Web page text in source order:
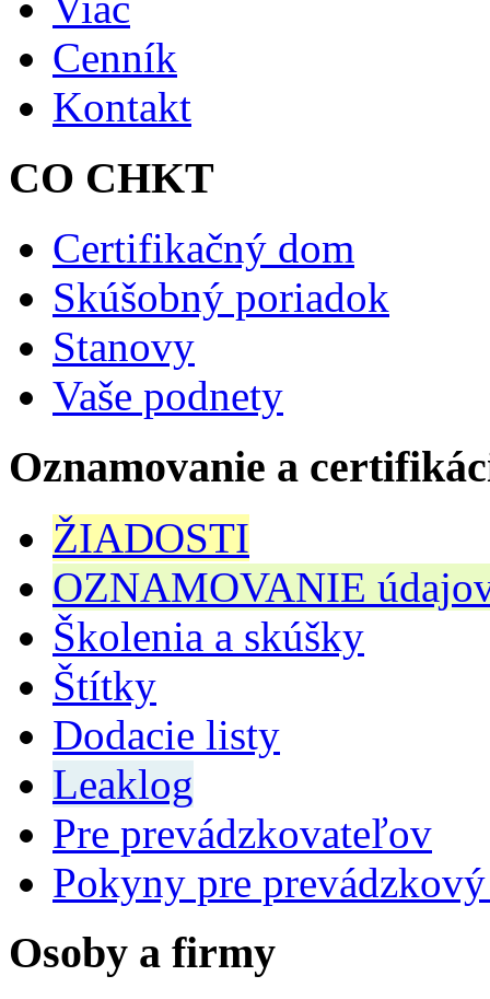
Cenník
Kontakt
CO CHKT
Certifikačný dom
Skúšobný poriadok
Stanovy
Vaše podnety
Oznamovanie a
ŽIADOSTI
OZNAMOVANIE
Školenia a skúšky
Štítky
Dodacie listy
Leaklog
Pre prevádzkovateľov
Pokyny pre
Osoby a firmy